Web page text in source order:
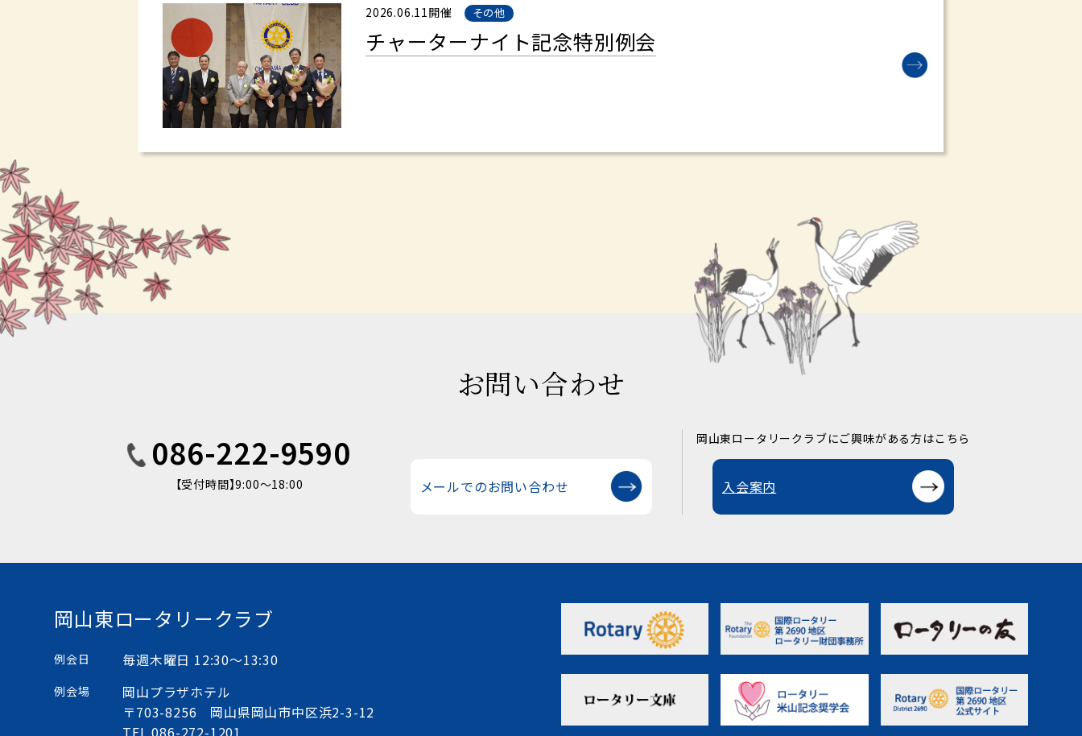
2026.06.11開催 その他
チャーターナイト記念特別例会
お問い合わせ
086-222-9590
【受付時間】9:00〜18:00 メールでのお問い合わせ
岡山東ロータリークラブにご興味がある方はこちら
入会案内
岡山東ロータリークラブ
例会日 毎週木曜日 12:30〜13:30
例会場
岡山プラザホテル
〒703-8256 岡山県岡山市中区浜2-3-12
TEL.086-272-1201